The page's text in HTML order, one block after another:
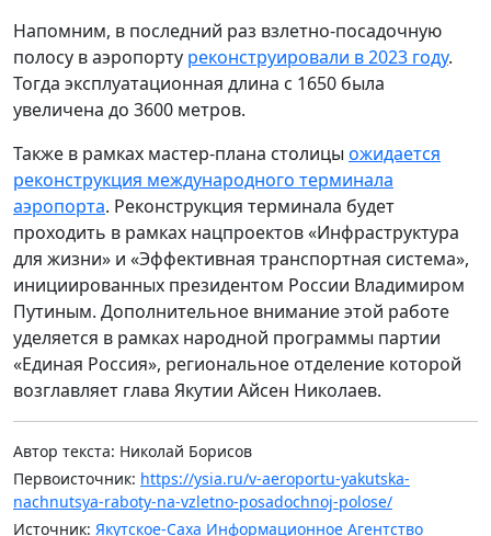
Напомним, в последний раз взлетно-посадочную
полосу в аэропорту реконструировали в 2023 году.
Тогда эксплуатационная длина с 1650 была
увеличена до 3600 метров.
Также в рамках мастер-плана столицы ожидается
реконструкция международного терминала
аэропорта. Реконструкция терминала будет
проходить в рамках нацпроектов «Инфраструктура
для жизни» и «Эффективная транспортная система»,
инициированных президентом России Владимиром
Путиным. Дополнительное внимание этой работе
уделяется в рамках народной программы партии
«Единая Россия», региональное отделение которой
возглавляет глава Якутии Айсен Николаев.
Автор текста: Николай Борисов
Первоисточник: https://ysia.ru/v-aeroportu-yakutska-
nachnutsya-raboty-na-vzletno-posadochnoj-polose/
Источник: Якутское-Саха Информационное Агентство